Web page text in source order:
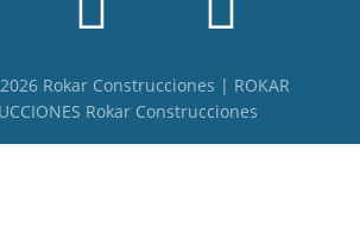
Rokar Construcciones | ROKAR
Rokar Construcciones